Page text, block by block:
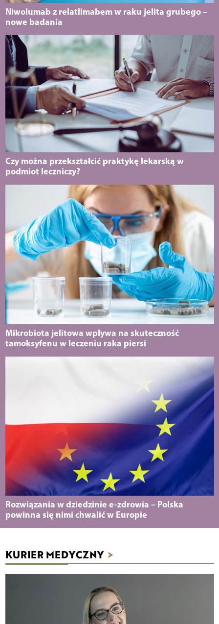
Niwolumab z relatlimabem w raku jelita grubego –
nowe badania
Czy można przekształcić praktykę lekarską w
podmiot leczniczy?
Mikrobiota jelitowa wpływa na skuteczność
tamoksyfenu w leczeniu raka piersi
Rozwiązania w dziedzinie e-zdrowia – Polska
powinna się nimi chwalić w Europie
KURIER MEDYCZNY >